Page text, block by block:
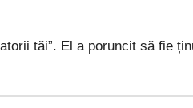
tăi”. El a poruncit să fie